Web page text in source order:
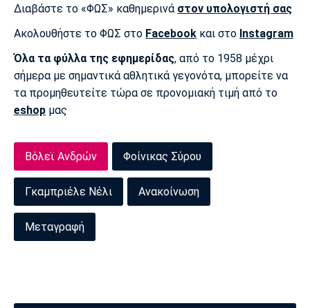
Διαβάστε το «ΦΩΣ» καθημερινά στον υπολογιστή σας
Ακολουθήστε το ΦΩΣ στο Facebook και στο Instagram
Όλα τα φύλλα της εφημερίδας, από το 1958 μέχρι
σήμερα με σημαντικά αθλητικά γεγονότα, μπορείτε να
τα προμηθευτείτε τώρα σε προνομιακή τιμή από το
eshop μας
Βόλεϊ Ανδρών Φοίνικας Σύρου
Γκαμπριέλε Νέλι Ανακοίνωση
Μεταγραφή